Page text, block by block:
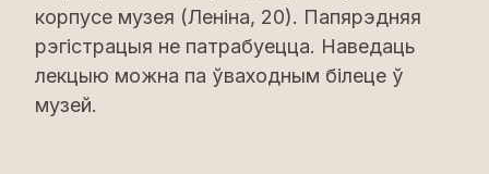
корпусе музея (Леніна, 20). Папярэдняя
рэгістрацыя не патрабуецца. Наведаць
лекцыю можна па ўваходным білеце ў
музей.